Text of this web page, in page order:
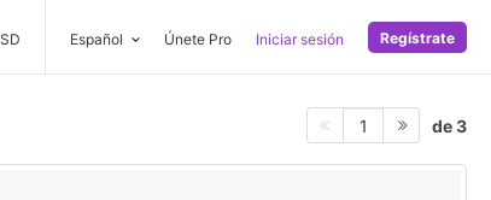
Español Únete Pro Iniciar sesión Regístrate
1 de 3